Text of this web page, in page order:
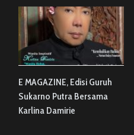
E MAGAZINE, Edisi Guruh
Sukarno Putra Bersama
Karlina Damirie